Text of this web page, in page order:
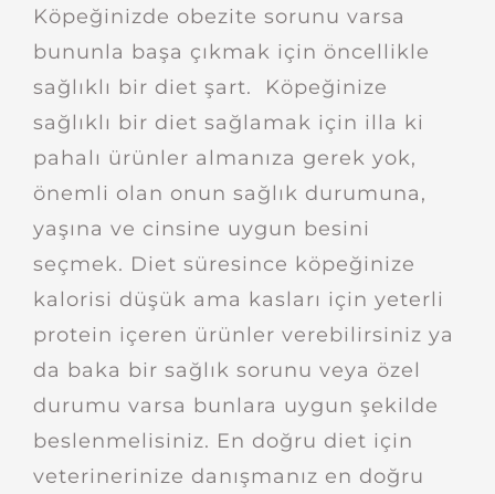
Köpeğinizde obezite sorunu varsa
bununla başa çıkmak için öncellikle
sağlıklı bir diet şart. Köpeğinize
sağlıklı bir diet sağlamak için illa ki
pahalı ürünler almanıza gerek yok,
önemli olan onun sağlık durumuna,
yaşına ve cinsine uygun besini
seçmek. Diet süresince köpeğinize
kalorisi düşük ama kasları için yeterli
protein içeren ürünler verebilirsiniz ya
da baka bir sağlık sorunu veya özel
durumu varsa bunlara uygun şekilde
beslenmelisiniz. En doğru diet için
veterinerinize danışmanız en doğru